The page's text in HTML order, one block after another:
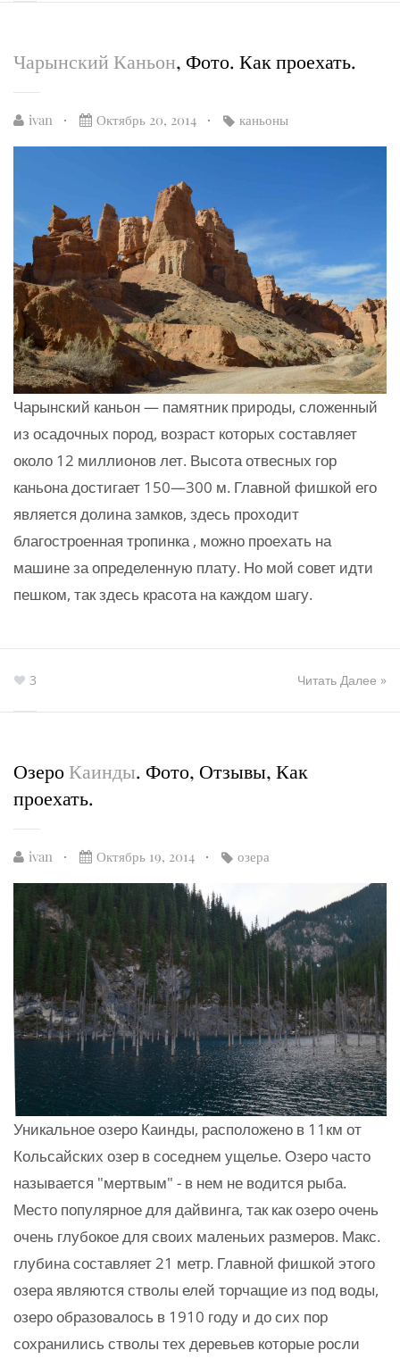
Чарынский Каньон, Фото. Как проехать.
ivan Октябрь 20, 2014 каньоны
Чарынский каньон — памятник природы, сложенный
из осадочных пород, возраст которых составляет
около 12 миллионов лет. Высота отвесных гор
каньона достигает 150—300 м. Главной фишкой его
является долина замков, здесь проходит
благостроенная тропинка , можно проехать на
машине за определенную плату. Но мой совет идти
пешком, так здесь красота на каждом шагу.
3 Читать Далее »
Озеро Каинды. Фото, Отзывы, Как
проехать.
ivan Октябрь 19, 2014 озера
Уникальное озеро Каинды, расположено в 11км от
Кольсайских озер в соседнем ущелье. Озеро часто
называется "мертвым" - в нем не водится рыба.
Место популярное для дайвинга, так как озеро очень
очень глубокое для своих маленьих размеров. Макс.
глубина составляет 21 метр. Главной фишкой этого
озера являются стволы елей торчащие из под воды,
озеро образовалось в 1910 году и до сих пор
сохранились стволы тех деревьев которые росли